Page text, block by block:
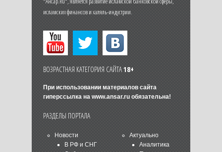
исламских финансов и халяль-индустрии.
ВОЗРАСТНАЯ КАТЕГОРИЯ САЙТА18+
При использовании материалов сайта
гиперссылка на www.ansar.ruобязательна!
РАЗДЕЛЫ ПОРТАЛА
Новости
В РФ и СНГ
Актуально
Аналитика